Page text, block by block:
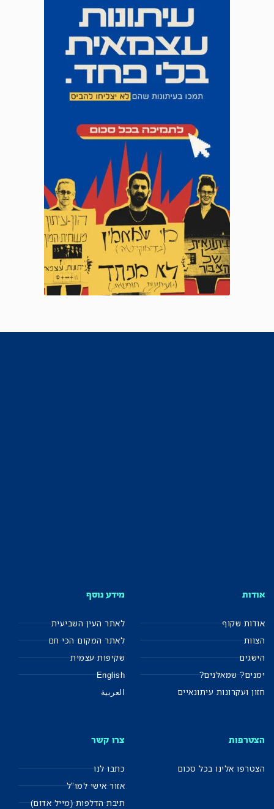
אודות
אודות שקוף
הצוות
הישגים
ימנים? שמאלנים?
חזון ועקרונות עיתונאיים
מידע נוסף
לאתר העין השביעית
לאתר המקום הכי חם
שקיפות עצמית
English
العربية
הצטרפות
הצטרפו אלינו בכל סכום
צרו קשר
כתבו לנו
אזור אישי למו"ל
תיבת הדלפות (מייל אדום)